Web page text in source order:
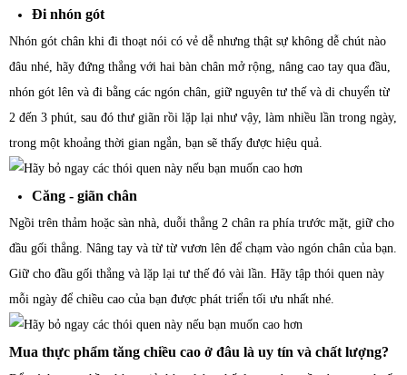
Đi nhón gót
Nhón gót chân khi đi thoạt nói có vẻ dễ nhưng thật sự không dễ chút nào
đâu nhé, hãy đứng thẳng với hai bàn chân mở rộng, nâng cao tay qua đầu,
nhón gót lên và đi bằng các ngón chân, giữ nguyên tư thế và di chuyển từ
2 đến 3 phút, sau đó thư giãn rồi lặp lại như vậy, làm nhiều lần trong ngày,
trong một khoảng thời gian ngắn, bạn sẽ thấy được hiệu quả.
Căng - giãn chân
Ngồi trên thảm hoặc sàn nhà, duỗi thẳng 2 chân ra phía trước mặt, giữ cho
đầu gối thẳng. Nâng tay và từ từ vươn lên để chạm vào ngón chân của bạn.
Giữ cho đầu gối thẳng và lặp lại tư thế đó vài lần. Hãy tập thói quen này
mỗi ngày để chiều cao của bạn được phát triển tối ưu nhất nhé.
Mua thực phẩm tăng chiều cao ở đâu là uy tín và chất lượng?